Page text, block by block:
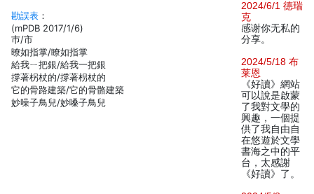
勘誤表 ：
(mPDB 2017/1/6)
巿/市
暸如指掌/瞭如指掌
給我ㄧ把銀/給我一把銀
撐著柺杖的/撐著枴杖的
它的骨路建築/它的骨骼建築
妙噪子鳥兒/妙嗓子鳥兒
2024/6/1 德瑞
克
感谢你无私的
分享。
2024/5/18 布
莱恩
《好讀》網站
可以說是啟蒙
了我對文學的
興趣，一個提
供了我自由自
在悠遊於文學
書海之中的平
台，太感謝
《好讀》了。